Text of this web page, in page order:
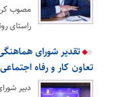
راستای رونق
تقدیر شورای
تعاون کار و رفاه اجتماعی
دبیر